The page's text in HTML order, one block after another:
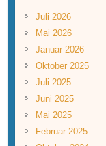
Juli 2026
Mai 2026
Januar 2026
Oktober 2025
Juli 2025
Juni 2025
Mai 2025
Februar 2025